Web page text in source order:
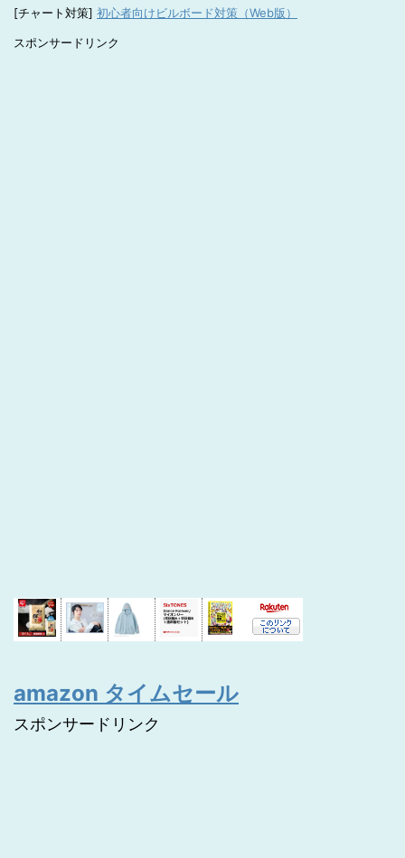
[チャート対策] 初心者向けビルボード対策（Web版）
スポンサードリンク
amazon タイムセール
スポンサードリンク